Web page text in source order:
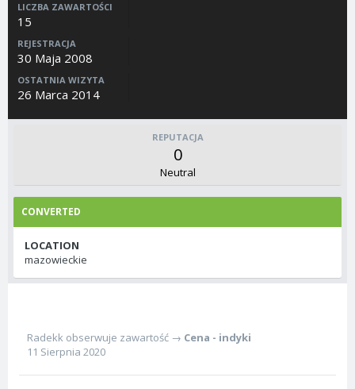
LICZBA ZAWARTOŚCI
15
REJESTRACJA
30 Maja 2008
OSTATNIA WIZYTA
26 Marca 2014
REPUTACJA
0
Neutral
CONVERTED
LOCATION
mazowieckie
Radekk obserwuje zawartość → Cena - indyki
11 Sierpnia 2020